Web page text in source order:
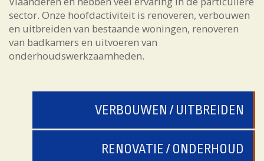
sector. Onze hoofdactiviteit is renoveren, verbouwen
en uitbreiden van bestaande woningen, renoveren
van badkamers en uitvoeren van
onderhoudswerkzaamheden.
VERBOUWEN / UITBREIDEN
RENOVATIE / ONDERHOUD